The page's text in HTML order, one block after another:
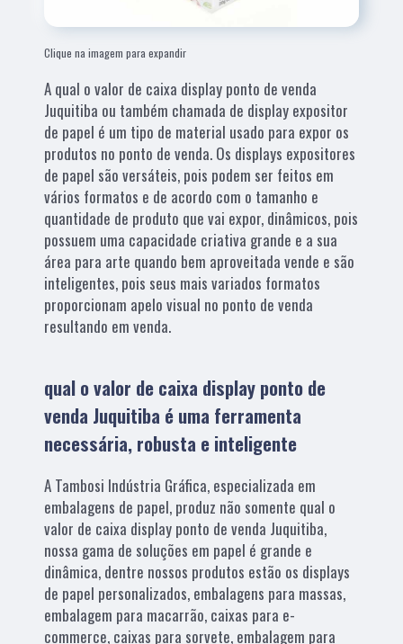
Clique na imagem para expandir
A qual o valor de caixa display ponto de venda
Juquitiba ou também chamada de display expositor
de papel é um tipo de material usado para expor os
produtos no ponto de venda. Os displays expositores
de papel são versáteis, pois podem ser feitos em
vários formatos e de acordo com o tamanho e
quantidade de produto que vai expor, dinâmicos, pois
possuem uma capacidade criativa grande e a sua
área para arte quando bem aproveitada vende e são
inteligentes, pois seus mais variados formatos
proporcionam apelo visual no ponto de venda
resultando em venda.
qual o valor de caixa display ponto de
venda Juquitiba é uma ferramenta
necessária, robusta e inteligente
A Tambosi Indústria Gráfica, especializada em
embalagens de papel, produz não somente qual o
valor de caixa display ponto de venda Juquitiba,
nossa gama de soluções em papel é grande e
dinâmica, dentre nossos produtos estão os displays
de papel personalizados, embalagens para massas,
embalagem para macarrão, caixas para e-
commerce, caixas para sorvete, embalagem para